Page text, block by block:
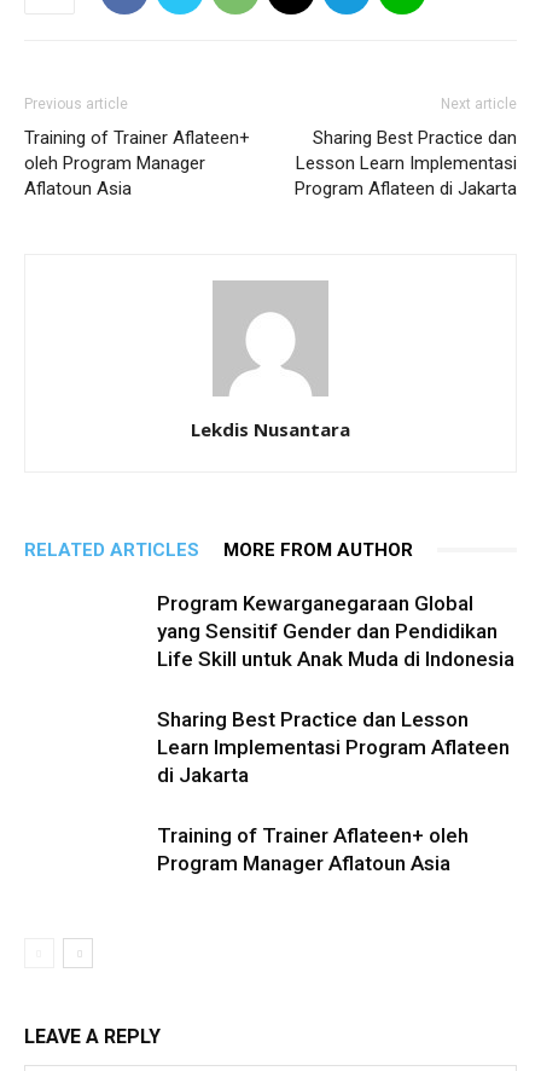
Previous article
Training of Trainer Aflateen+
oleh Program Manager
Aflatoun Asia
Next article
Sharing Best Practice dan
Lesson Learn Implementasi
Program Aflateen di Jakarta
Lekdis Nusantara
RELATED ARTICLES MORE FROM AUTHOR
Program Kewarganegaraan Global
yang Sensitif Gender dan Pendidikan
Life Skill untuk Anak Muda di Indonesia
Sharing Best Practice dan Lesson
Learn Implementasi Program Aflateen
di Jakarta
Training of Trainer Aflateen+ oleh
Program Manager Aflatoun Asia
LEAVE A REPLY